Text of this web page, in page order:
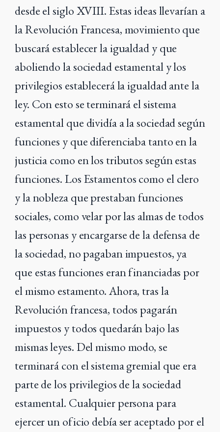
desde el siglo XVIII. Estas ideas llevarían a
la Revolución Francesa, movimiento que
buscará establecer la igualdad y que
aboliendo la sociedad estamental y los
privilegios establecerá la igualdad ante la
ley. Con esto se terminará el sistema
estamental que dividía a la sociedad según
funciones y que diferenciaba tanto en la
justicia como en los tributos según estas
funciones. Los Estamentos como el clero
y la nobleza que prestaban funciones
sociales, como velar por las almas de todos
las personas y encargarse de la defensa de
la sociedad, no pagaban impuestos, ya
que estas funciones eran financiadas por
el mismo estamento. Ahora, tras la
Revolución francesa, todos pagarán
impuestos y todos quedarán bajo las
mismas leyes. Del mismo modo, se
terminará con el sistema gremial que era
parte de los privilegios de la sociedad
estamental. Cualquier persona para
ejercer un oficio debía ser aceptado por el